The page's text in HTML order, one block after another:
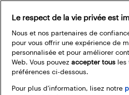
Le respect de la vie privée est
Nous et nos partenaires de
pour vous offrir une expérience de
personnalisée et pour améliorer
Web. Vous pouvez accepter tous les
préférences ci-dessous.
Pour plus d’information, lisez notre